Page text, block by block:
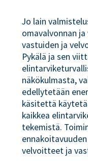
Jo lain
omavalvonnan
vastuiden ja
Pykälä ja sen
näkökulmasta,
edellytetään
käsitettä
kaikkea
tekemistä.
velvoitteet ja